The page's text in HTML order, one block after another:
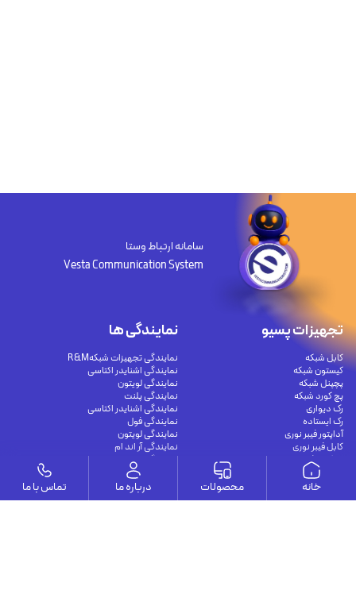
سامانه ارتباط وستا
Vesta Communication System
تجهیزات پسیو
کابل شبکه
کیستون شبکه
پچپنل شبکه
پچ کورد شبکه
رک دیواری
رک ایستاده
آداپتور فیبر نوری
کابل فیبر نوری
پچکورد فیبر نوری
پیگتیل فیبر نوری
نمایندگی ها
نمایندگی تجهیزات شبکهR&M
نمایندگی اشنایدر اکتاسی
نمایندگی لویتون
نمایندگی پلنت
نمایندگی اشنایدر اکتاسی
نمایندگی فول
نمایندگی لویتون
نمایندگی آر اند ام
نمایندگی پلنت
نمایندگی سیسکو
خانه محصولات درباره ما تماس با ما